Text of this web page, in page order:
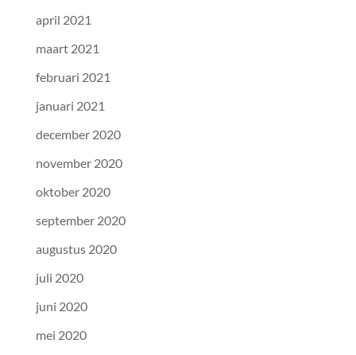
april 2021
maart 2021
februari 2021
januari 2021
december 2020
november 2020
oktober 2020
september 2020
augustus 2020
juli 2020
juni 2020
mei 2020